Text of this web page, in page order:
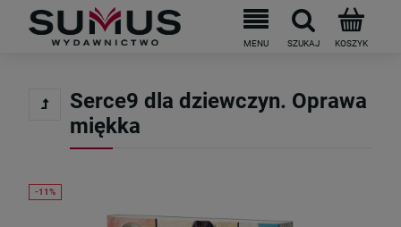
Serce9 dla dziewczyn. Oprawa
miękka